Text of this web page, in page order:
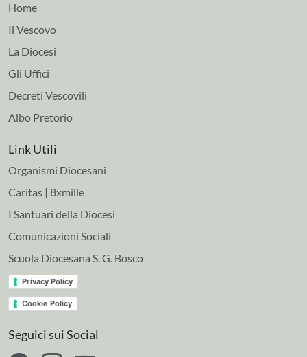
Home
Il Vescovo
La Diocesi
Gli Uffici
Decreti Vescovili
Albo Pretorio
Link Utili
Organismi Diocesani
Caritas | 8xmille
I Santuari della Diocesi
Comunicazioni Sociali
Scuola Diocesana S. G. Bosco
Privacy Policy
Cookie Policy
Seguici sui Social